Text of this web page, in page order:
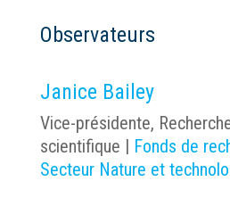
Observateurs
Janice Bailey
Vice-présidente,
scientifique | Fonds de
Secteur Nature et